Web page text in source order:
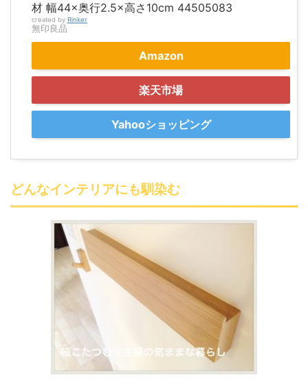
材 幅44×奥行2.5×高さ10cm 44505083
created by Rinker
無印良品
Amazon
楽天市場
Yahooショッピング
どんなインテリアにも馴染む